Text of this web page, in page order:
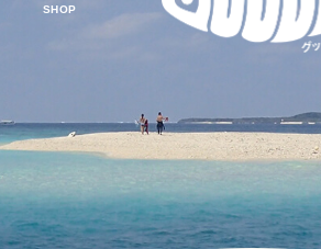
SHOP